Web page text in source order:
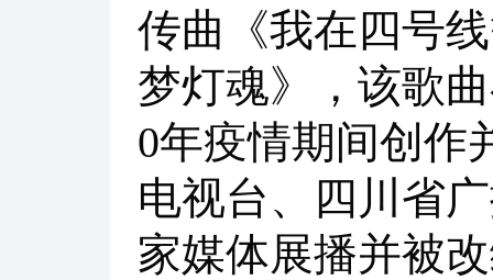
传曲《我在四号
梦灯魂》，该歌
0年疫情期间创作
电视台、四川省
家媒体展播并被